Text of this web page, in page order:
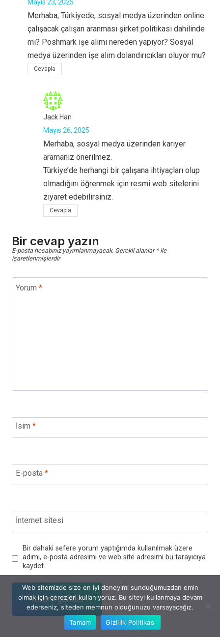
Mayıs 23, 2025
Merhaba, Türkiyede, sosyal medya üzerinden online
çalışacak çalışan aranması şirket politikası dahilinde
mi? Poshmark işe alımı nereden yapıyor? Sosyal
medya üzerinden işe alım dolandırıcıkları oluyor mu?
Cevapla
Jack Han
Mayıs 26, 2025
Merhaba, sosyal medya üzerinden kariyer
aramanız önerilmez.
Türkiye’de herhangi bir çalışana ihtiyaçları olup
olmadığını öğrenmek için resmi web sitelerini
ziyaret edebilirsiniz.
Cevapla
Bir cevap yazın
E-posta hesabınız yayımlanmayacak. Gerekli alanlar *ile
işaretlenmişlerdir
Yorum *
İsim *
E-posta *
İnternet sitesi
Bir dahaki sefere yorum yaptığımda kullanılmak üzere
adımı, e-posta adresimi ve web site adresimi bu tarayıcıya
kaydet.
Web sitemizde size en iyi deneyimi sunduğumuzdan emin
olmak için çerezleri kullanıyoruz. Bu siteyi kullanmaya devam
ederseniz, siteden memnun olduğunuzu varsayacağız.
Tamam
Gizlilik Politikası